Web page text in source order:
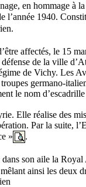
en hommage à
1940.
affectés, le 15
de la ville
de Vichy. Les
germano-
le nom d’escadrille
Elle réalise des
Par la suite,
»
.
son aile la
ainsi les deux